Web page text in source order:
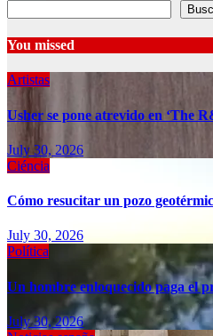
You missed
Artistas
Usher se pone atrevido en ‘The
July 30, 2026
Ciéncia
Cómo resucitar un pozo
July 30, 2026
Política
Un hombre enloquecido paga el
July 30, 2026